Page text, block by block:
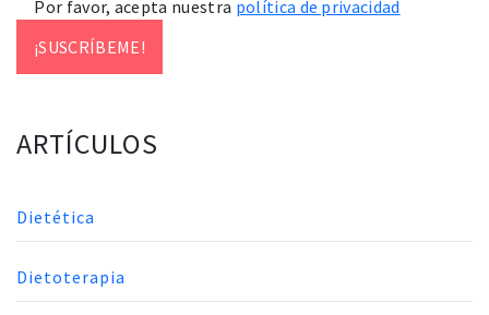
Por favor, acepta nuestra política de privacidad
ARTÍCULOS
Dietética
Dietoterapia